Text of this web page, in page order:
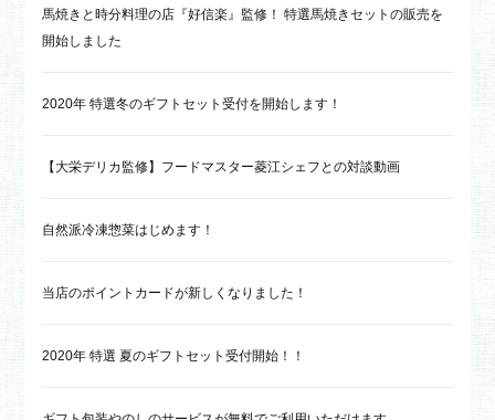
馬焼きと時分料理の店『好信楽』監修！ 特選馬焼きセットの販売を
開始しました
2020年 特選冬のギフトセット受付を開始します！
【大栄デリカ監修】フードマスター菱江シェフとの対談動画
自然派冷凍惣菜はじめます！
当店のポイントカードが新しくなりました！
2020年 特選 夏のギフトセット受付開始！！